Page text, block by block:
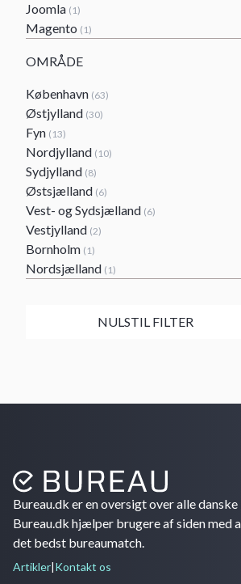
Joomla (1)
Magento (1)
OMRÅDE
København (63)
Østjylland (30)
Fyn (13)
Nordjylland (10)
Sydjylland (8)
Østsjælland (6)
Vest- og Sydsjælland (6)
Vestjylland (2)
Bornholm (1)
Nordsjælland (1)
NULSTIL FILTER
Bureau.dk er en oversigt over alle danske
Bureau.dk hjælper brugere af siden med
det bedst bureaumatch.
Artikler|Kontakt os